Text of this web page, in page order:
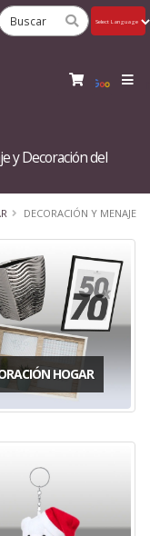
y Decoración del
DECORACIÓN Y MENAJE
HOGAR